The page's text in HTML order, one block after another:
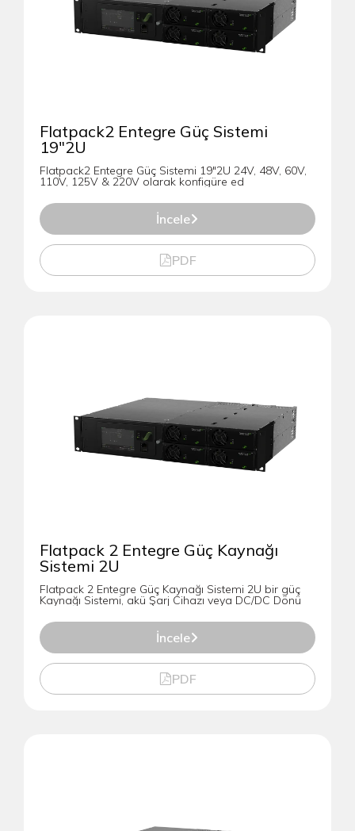
Flatpack2 Entegre Güç Sistemi
19"2U
Flatpack2 Entegre Güç Sistemi 19″2U 24V, 48V, 60V,
110V, 125V & 220V olarak konfigüre ed
İncele
PDF
Flatpack 2 Entegre Güç Kaynağı
Sistemi 2U
Flatpack 2 Entegre Güç Kaynağı Sistemi 2U bir güç
Kaynağı Sistemi, akü Şarj Cihazı veya DC/DC Dönü
İncele
PDF